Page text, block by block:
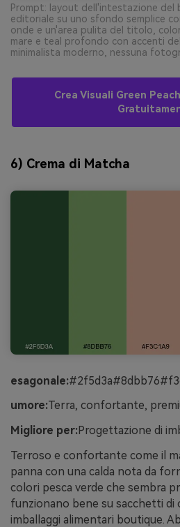
Prompt: layout dell'intestazione del
editoriale su uno sfondo semplice
onde e un'area pulita del titolo,
mare e teal profondo con accenti
minimalista moderno, nessuna
Crea Visuali Green
6) Crema di Matcha
esagonale:
umore:Terra, confortante,
Migliore per:Progettazione di
Terroso e confortante come il
panna con una calda nota da
colori pesca verde che sembra
funzionano bene su sacchetti di
imballaggi alimentari boutique.